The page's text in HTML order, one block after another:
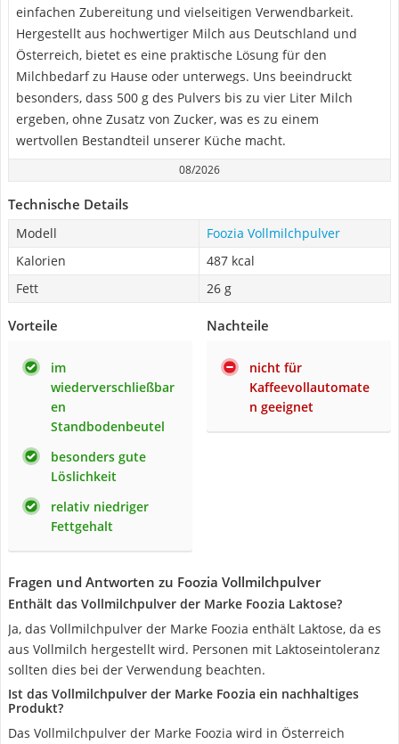
einfachen Zubereitung und vielseitigen Verwendbarkeit.
Hergestellt aus hochwertiger Milch aus Deutschland und
Österreich, bietet es eine praktische Lösung für den
Milchbedarf zu Hause oder unterwegs. Uns beeindruckt
besonders, dass 500 g des Pulvers bis zu vier Liter Milch
ergeben, ohne Zusatz von Zucker, was es zu einem
wertvollen Bestandteil unserer Küche macht.
08/2026
Technische Details
Modell
Foozia Vollmilchpulver
Kalorien
487 kcal
Fett
26 g
Vorteile
im
wiederverschließbar
en
Standbodenbeutel
besonders gute
Löslichkeit
relativ niedriger
Fettgehalt
Nachteile
nicht für
Kaffeevollautomate
n geeignet
Fragen und Antworten zu Foozia Vollmilchpulver
Enthält das Vollmilchpulver der Marke Foozia Laktose?
Ja, das Vollmilchpulver der Marke Foozia enthält Laktose, da es
aus Vollmilch hergestellt wird. Personen mit Laktoseintoleranz
sollten dies bei der Verwendung beachten.
Ist das Vollmilchpulver der Marke Foozia ein nachhaltiges
Produkt?
Das Vollmilchpulver der Marke Foozia wird in Österreich